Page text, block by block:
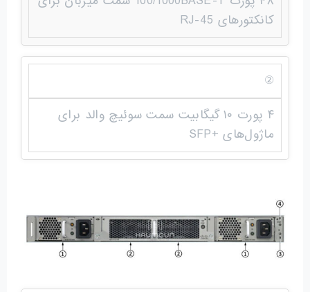
کانکتورهای RJ-45
②
۴ پورت ۱۰ گیگابیت سمت سوئیچ والد برای
ماژول‌های +SFP